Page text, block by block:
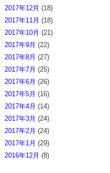
2017年12月 (18)
2017年11月 (18)
2017年10月 (21)
2017年9月 (22)
2017年8月 (27)
2017年7月 (25)
2017年6月 (26)
2017年5月 (16)
2017年4月 (14)
2017年3月 (24)
2017年2月 (24)
2017年1月 (29)
2016年12月 (8)